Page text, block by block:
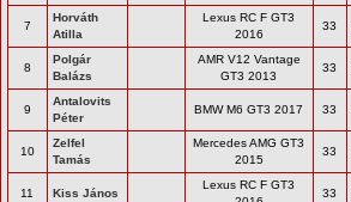
7
Horváth
Atilla
Lexus RC F GT3
2016
33
8
Polgár
Balázs
AMR V12 Vantage
GT3 2013
33
9
Antalovits
Péter
BMW M6 GT3 2017 33
10
Zelfel
Tamás
Mercedes AMG GT3
2015
33
11 Kiss János
Lexus RC F GT3
33